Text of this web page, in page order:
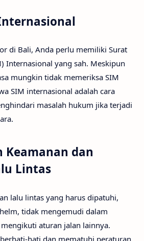
di Bali, Anda perlu memiliki Surat
Internasional yang sah. Meskipun
mungkin tidak memeriksa SIM
SIM internasional adalah cara
masalah hukum jika terjadi
Keamanan dan
Lintas
lalu lintas yang harus dipatuhi,
tidak mengemudi dalam
aturan jalan lainnya.
hati dan mematuhi peraturan